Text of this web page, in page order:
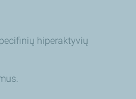
hiperaktyvių